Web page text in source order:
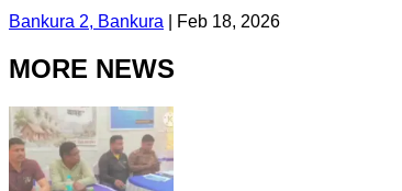
Bankura 2, Bankura Feb 18, 2026
MORE NEWS